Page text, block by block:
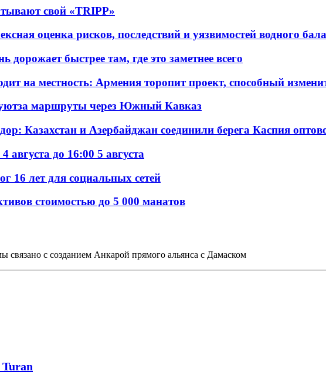
свой «TRIPP»
оценка рисков, последствий и уязвимостей водного
дорожает быстрее там, где это заметнее всего
на местность: Армения торопит проект, способный
маршруты через Южный Кавказ
Казахстан и Азербайджан соединили берега Каспия
августа до 16:00 5 августа
16 лет для социальных сетей
стоимостью до 5 000 манатов
связано с созданием Анкарой прямого альянса с Дамаском